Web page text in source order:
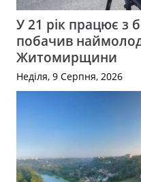
У 21 рік працює з
побачив
Житомирщини
Неділя, 9 Серпня, 2026